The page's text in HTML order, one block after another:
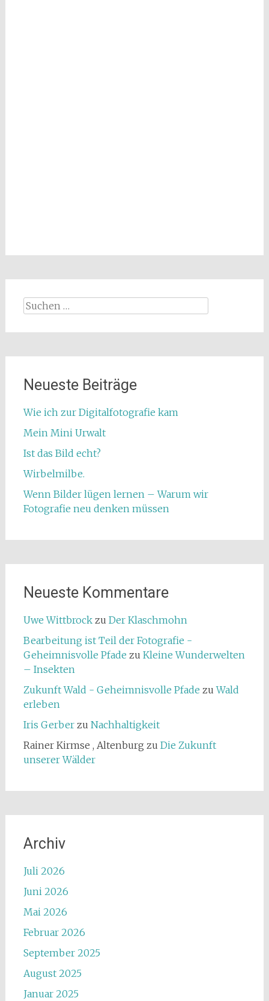
Suchen
Neueste Beiträge
Wie ich zur Digitalfotografie kam
Mein Mini Urwalt
Ist das Bild echt?
Wirbelmilbe.
Wenn Bilder lügen lernen – Warum wir
Fotografie neu denken müssen
Neueste Kommentare
Uwe Wittbrockzu Der Klaschmohn
Bearbeitung ist Teil der Fotografie -
Geheimnisvolle Pfade zu Kleine Wunderwelten
– Insekten
Zukunft Wald - Geheimnisvolle Pfade zuWald
erleben
Iris Gerberzu Nachhaltigkeit
Rainer Kirmse , Altenburg zu Die Zukunft
unserer Wälder
Archiv
Juli 2026
Juni 2026
Mai 2026
Februar 2026
September 2025
August 2025
Januar 2025